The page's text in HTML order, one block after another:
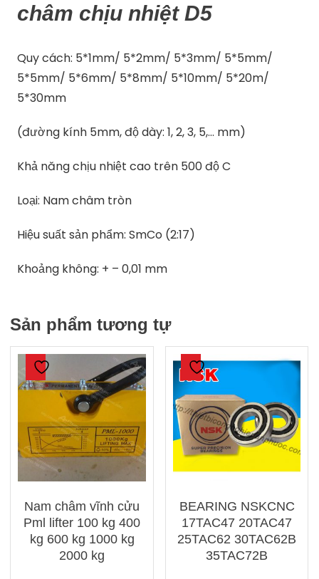
châm chịu nhiệt D5
Quy cách: 5*1mm/ 5*2mm/ 5*3mm/ 5*5mm/
5*5mm/ 5*6mm/ 5*8mm/ 5*10mm/ 5*20m/
5*30mm
(đường kính 5mm, độ dày: 1, 2, 3, 5,… mm)
Khả năng chịu nhiệt cao trên 500 độ C
Loại: Nam châm tròn
Hiệu suất sản phẩm: SmCo (2:17)
Khoảng không: + – 0,01 mm
Sản phẩm tương tự
Nam châm vĩnh cửu
Pml lifter 100 kg 400
kg 600 kg 1000 kg
2000 kg
BEARING NSKCNC
17TAC47 20TAC47
25TAC62 30TAC62B
35TAC72B